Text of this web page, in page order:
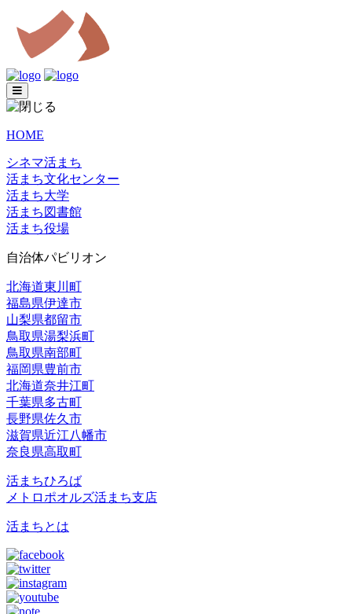
HOME
シネマ活まち
活まち文化センター
活まち大学
活まち図書館
活まち役場
自治体パビリオン
北海道東川町
福島県伊達市
山梨県都留市
鳥取県湯梨浜町
鳥取県南部町
福岡県豊前市
北海道奈井江町
千葉県多古町
長野県佐久市
滋賀県近江八幡市
奈良県高取町
活まちひろば
メトロポオルズ活まち支店
活まちとは